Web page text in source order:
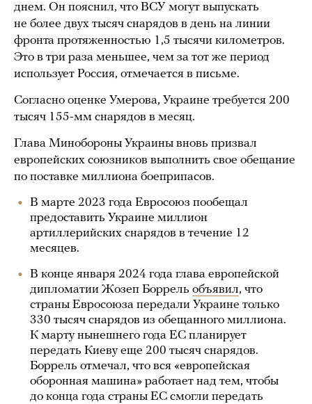
днем. Он пояснил, что ВСУ могут выпускать
не более двух тысяч снарядов в день на линии
фронта протяженностью 1,5 тысячи километров.
Это в три раза меньшее, чем за тот же период
использует Россия, отмечается в письме.
Согласно оценке Умерова, Украине требуется 200
тысяч 155-мм снарядов в месяц.
Глава Минобороны Украины вновь призвал
европейских союзников выполнить свое обещание
по поставке миллиона боеприпасов.
В марте 2023 года Евросоюз пообещал
предоставить Украине миллион
артиллерийских снарядов в течение 12
месяцев.
В конце января 2024 года глава европейской
дипломатии Жозеп Боррель объявил, что
страны Евросоюза передали Украине только
330 тысяч снарядов из обещанного миллиона.
К марту нынешнего года ЕС планирует
передать Киеву еще 200 тысяч снарядов.
Боррель отмечал, что вся «европейская
оборонная машина» работает над тем, чтобы
до конца года страны ЕС смогли передать